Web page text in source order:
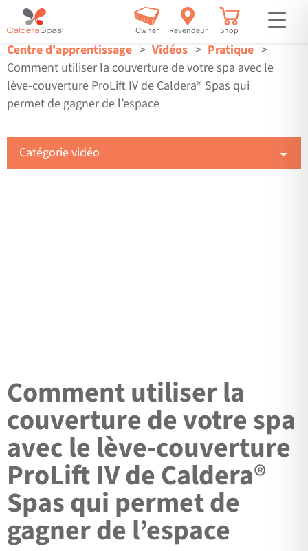
Owner Revendeur Shop
Centre d'apprentissage
Vidéos
Pratique
Comment utiliser la couverture de votre spa avec le
lève-couverture ProLift IV de Caldera® Spas qui
permet de gagner de l’espace
Catégorie vidéo
Comment utiliser la
couverture de votre spa
avec le lève-couverture
ProLift IV de Caldera®
Spas qui permet de
gagner de l’espace